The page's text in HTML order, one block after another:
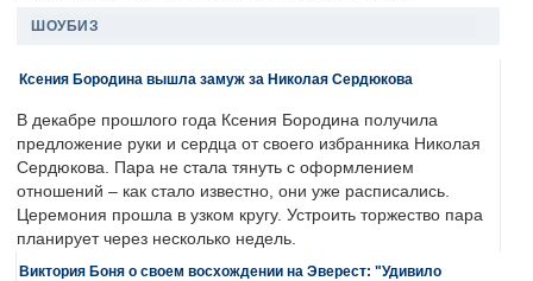
ШОУБИЗ
Ксения Бородина вышла замуж за Николая Сердюкова
В декабре прошлого года Ксения Бородина получила
предложение руки и сердца от своего избранника Николая
Сердюкова. Пара не стала тянуть с оформлением
отношений – как стало известно, они уже расписались.
Церемония прошла в узком кругу. Устроить торжество пара
планирует через несколько недель.
Виктория Боня о своем восхождении на Эверест: "Удивило